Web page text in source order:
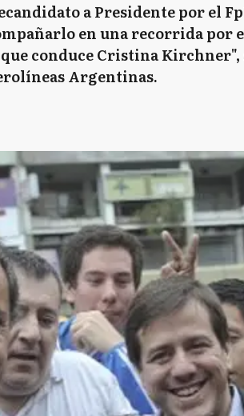
a Presidente por el
en una recorrida por
conduce Cristina
Argentinas.